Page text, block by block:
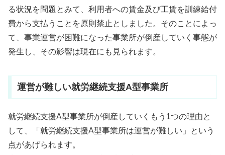
る状況を問題とみて、利用者への賃金及び工賃を訓練給付
費から支払うことを原則禁止としました。そのことによっ
て、事業運営が困難になった事業所が倒産していく事態が
発生し、その影響は現在にも見られます。
運営が難しい就労継続支援A型事業所
就労継続支援A型事業所が倒産していくもう1つの理由と
して、「就労継続支援A型事業所は運営が難しい」という
点があげられます。